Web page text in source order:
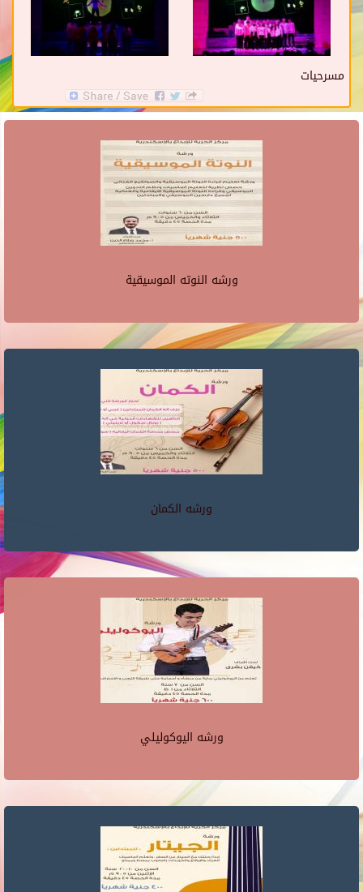
مسرحيات
ورشه النوته الموسيقية
ورشه الكمان
ورشه اليوكوليلي